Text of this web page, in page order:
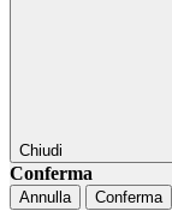
Chiudi
Conferma
Annulla Conferma